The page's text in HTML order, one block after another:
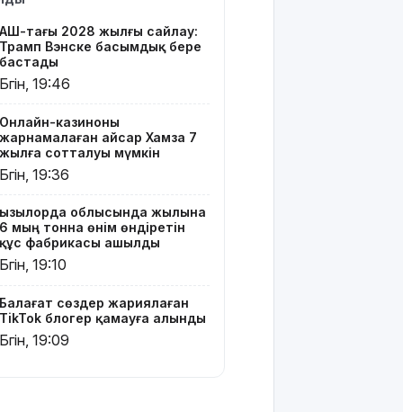
блогер
қамауға
алынды
3,5 мың
метр
биіктіктегі
туристерге
көрсетті
Еңбек
кодексінде
көп: енді
жұмысқа
қабылдаудан
АҚШ-тағы 2028 жылғы сайлау:
Трамп Вэнске басымдық бере
бастады
Бүгін, 19:46
Онлайн-казиноны
жарнамалаған Қайсар Хамза 7
жылға сотталуы мүмкін
Бүгін, 19:36
Қызылорда облысында жылына
6 мың тонна өнім өндіретін
құс фабрикасы ашылды
Бүгін, 19:10
Балағат сөздер жариялаған
TikTok блогер қамауға алынды
Бүгін, 19:09